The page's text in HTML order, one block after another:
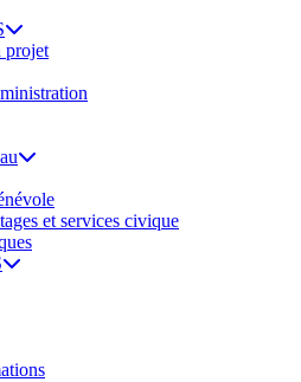
projet
et services civique